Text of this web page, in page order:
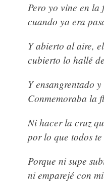
Pero yo vine en
cuando ya era
Y abierto al aire,
cubierto lo hallé
Y ensangrentado
Conmemoraba la
Ni hacer la cruz
por lo que todos
Porque ni supe
ni emparejé con